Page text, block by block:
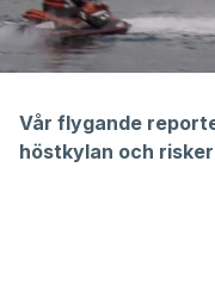
minutes,
Vår flygande
höstkylan och